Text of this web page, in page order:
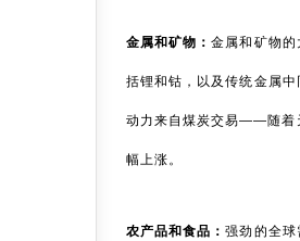
金属和矿物：金属和矿物
括锂和钴，以及传统金属
动力来自煤炭交易——随着
幅上涨。
农产品和食品：强劲的全球